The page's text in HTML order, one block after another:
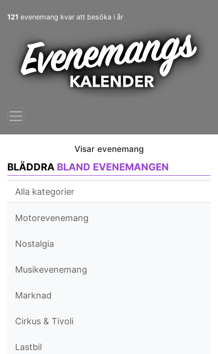
121 evenemang kvar att besöka i år
Visar evenemang
BLÄDDRA BLAND EVENEMANGEN
Alla kategorier
Motorevenemang
Nostalgia
Musikevenemang
Marknad
Cirkus & Tivoli
Lastbil